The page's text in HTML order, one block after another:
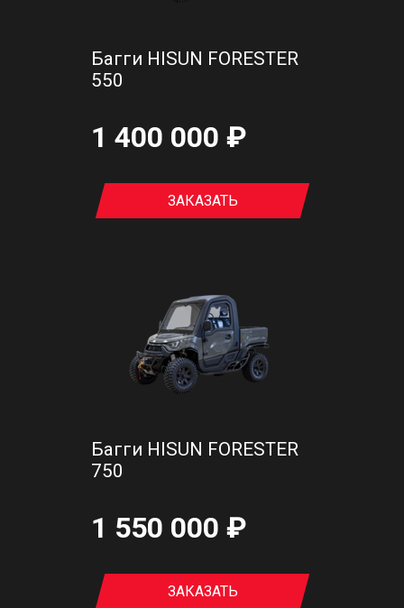
Багги HISUN FORESTER
550
1 400 000 ₽
ЗАКАЗАТЬ
Багги HISUN FORESTER
750
1 550 000 ₽
ЗАКАЗАТЬ